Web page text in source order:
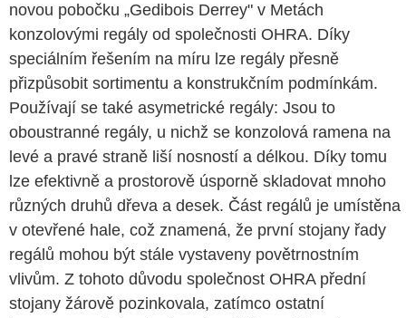
novou pobočku „Gedibois Derrey" v Metách
konzolovými regály od společnosti OHRA. Díky
speciálním řešením na míru lze regály přesně
přizpůsobit sortimentu a konstrukčním podmínkám.
Používají se také asymetrické regály: Jsou to
oboustranné regály, u nichž se konzolová ramena na
levé a pravé straně liší nosností a délkou. Díky tomu
lze efektivně a prostorově úsporně skladovat mnoho
různých druhů dřeva a desek. Část regálů je umístěna
v otevřené hale, což znamená, že první stojany řady
regálů mohou být stále vystaveny povětrnostním
vlivům. Z tohoto důvodu společnost OHRA přední
stojany žárově pozinkovala, zatímco ostatní